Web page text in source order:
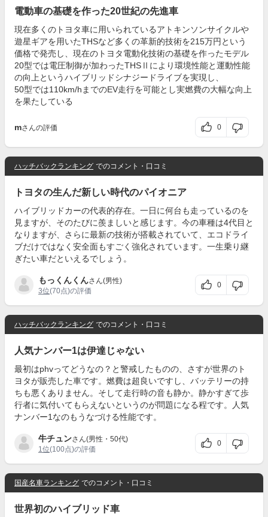
電動車の基礎を作った20世紀の先進車
現在多くのトヨタ車に用いられているアトキンソンサイクルや
遊星ギアを用いたTHSなど多くの革新的技術を215万円という
価格で発売し、現在のトヨタ電動化技術の基礎を作ったモデル
20型では電圧制御が加わったTHSⅡにより環境性能と運動性能
の向上というハイブリッドシナジードライブを実現し、
50型では110km/hまでのEV走行を可能とし実燃費の大幅な向上
を果たしている
mさんの評価 0
ハッチバックランキング でのコメント・口コミ
トヨタの生んだ新しい時代のパイオニア
ハイブリッドカーの代表的存在。一日に何台も走っているのを
見ますが、そのたびに羨ましいと感じます。今の車種は4代目と
なりますが、さらに最新の技術が搭載されていて、エコドライ
ブだけではなく安全面もすごく強化されています。一生乗り継
ぎたい車だといえるでしょう。
もっくんくんさん(男性)
3位(70点)の評価
0
ハッチバックランキング でのコメント・口コミ
人気ナンバー1は伊達じゃない
最初はphvってどうなの？と警戒したものの、さすが世界のト
ヨタが販売した車です。燃費は超良いですし、バッテリーの持
ちも悪くありません。そして走行時の音も静か。静かすぎて歩
行者に気付いてもらえないというのが問題になる程です。人気
ナンバー1なのもうなづける性能です。
牛チュンさん(男性・50代)
1位(100点)の評価
0
国産名車ランキング でのコメント・口コミ
世界初のハイブリッド車